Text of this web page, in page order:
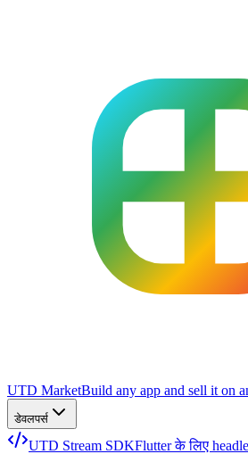
UTD MarketBuild any app and sell it on
डेवलपर्स
UTD Stream SDKFlutter के लिए